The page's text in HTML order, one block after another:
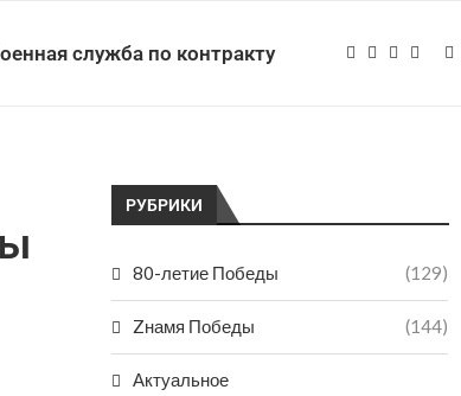
служба по контракту
РУБРИКИ
80-летие Победы (129)
Zнамя Победы (144)
Актуальное